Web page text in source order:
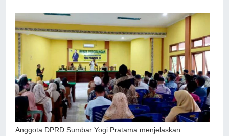
Anggota DPRD Sumbar Yogi Pratama menjelaskan